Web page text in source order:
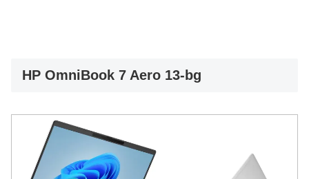
HP OmniBook 7 Aero 13-bg